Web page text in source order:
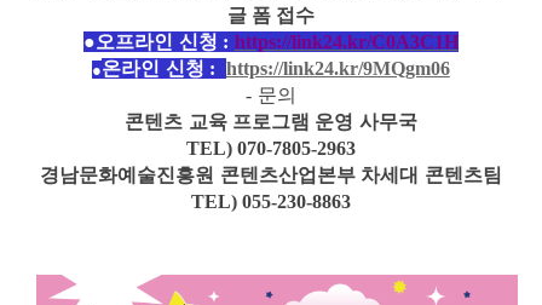
글 폼 접수
●오프라인 신청 : https://link24.kr/C0A3C1H
●온라인 신청 : https://link24.kr/9MQgm06
- 문의
콘텐츠 교육 프로그램 운영 사무국
TEL) 070-7805-2963
경남문화예술진흥원 콘텐츠산업본부 차세대 콘텐츠팀
TEL) 055-230-8863